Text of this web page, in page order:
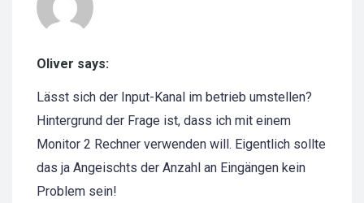
Oliver says:
Lässt sich der Input-Kanal im betrieb umstellen?
Hintergrund der Frage ist, dass ich mit einem
Monitor 2 Rechner verwenden will. Eigentlich sollte
das ja Angeischts der Anzahl an Eingängen kein
Problem sein!